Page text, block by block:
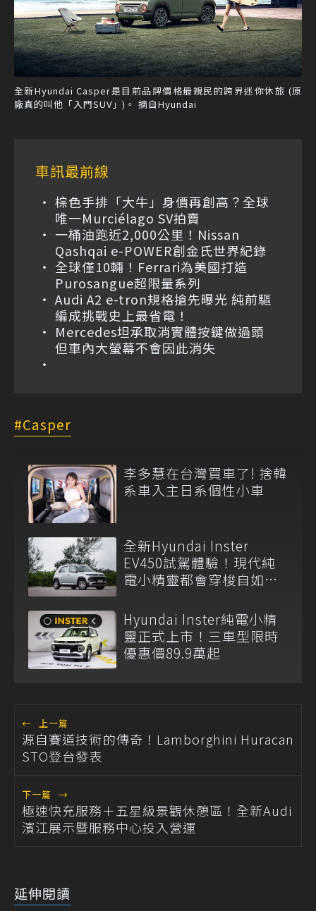
全新Hyundai Casper是目前品牌價格最親民的跨界迷你休旅 (原
廠真的叫他「入門SUV」)。 摘自Hyundai
車訊最前線
棕色手排「大牛」身價再創高？全球
唯一Murciélago SV拍賣
一桶油跑近2,000公里！Nissan
Qashqai e-POWER創金氏世界紀錄
全球僅10輛！Ferrari為美國打造
Purosangue超限量系列
Audi A2 e-tron規格搶先曝光 純前驅
編成挑戰史上最省電！
Mercedes坦承取消實體按鍵做過頭
但車內大螢幕不會因此消失
Casper
李多慧在台灣買車了! 捨韓
系車入主日系個性小車
全新Hyundai Inster
EV450試駕體驗！現代純
電小精靈都會穿梭自如展
Hyundai Inster純電小精
靈正式上市！三車型限時
優惠價89.9萬起
← 上一篇
源自賽道技術的傳奇！Lamborghini Huracan
STO登台發表
下一篇 →
極速快充服務＋五星級景觀休憩區！全新Audi
濱江展示暨服務中心投入營運
延伸閱讀